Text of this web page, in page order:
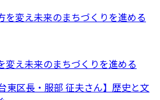
変え未来のまちづくりを進める